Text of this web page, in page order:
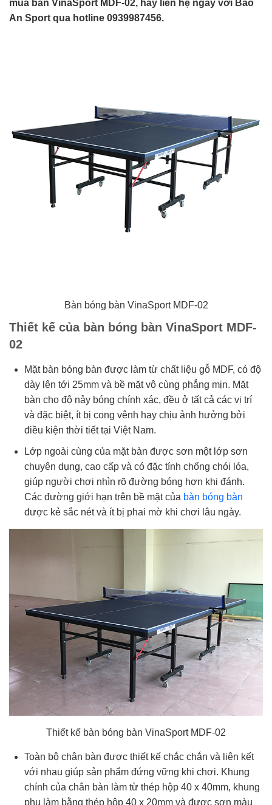
mua bàn VinaSport MDF-02, hãy liên hệ ngay với Bảo
An Sport qua hotline 0939987456.
Bàn bóng bàn VinaSport MDF-02
Thiết kế của bàn bóng bàn VinaSport MDF-
02
Mặt bàn bóng bàn được làm từ chất liệu gỗ MDF, có độ
dày lên tới 25mm và bề mặt vô cùng phẳng mịn. Mặt
bàn cho độ nảy bóng chính xác, đều ở tất cả các vị trí
và đặc biệt, ít bị cong vênh hay chịu ảnh hưởng bởi
điều kiện thời tiết tại Việt Nam.
Lớp ngoài cùng của mặt bàn được sơn một lớp sơn
chuyên dụng, cao cấp và có đặc tính chống chói lóa,
giúp người chơi nhìn rõ đường bóng hơn khi đánh.
Các đường giới hạn trên bề mặt của bàn bóng bàn
được kẻ sắc nét và ít bị phai mờ khi chơi lâu ngày.
Thiết kế bàn bóng bàn VinaSport MDF-02
Toàn bộ chân bàn được thiết kế chắc chắn và liên kết
với nhau giúp sản phẩm đứng vững khi chơi. Khung
chính của chân bàn làm từ thép hộp 40 x 40mm, khung
phụ làm bằng thép hộp 40 x 20mm và được sơn màu